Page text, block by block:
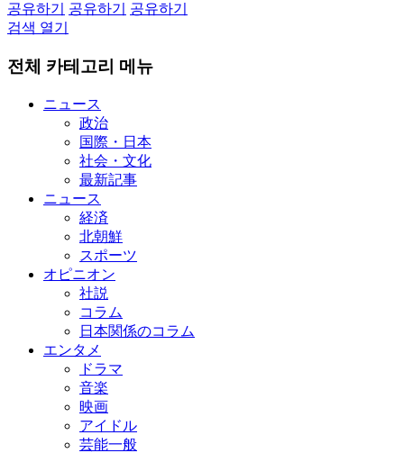
공유하기
공유하기
공유하기
검색 열기
전체 카테고리 메뉴
ニュース
政治
国際・日本
社会・文化
最新記事
ニュース
経済
北朝鮮
スポーツ
オピニオン
社説
コラム
日本関係のコラム
エンタメ
ドラマ
音楽
映画
アイドル
芸能一般